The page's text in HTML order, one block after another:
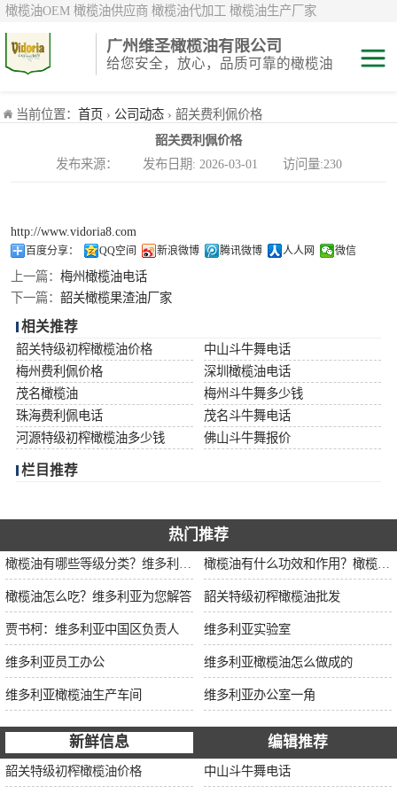
橄榄油OEM 橄榄油供应商 橄榄油代加工 橄榄油生产厂家
广州维圣橄榄油有限公司
给您安全，放心，品质可靠的橄榄油
当前位置： 首页 › 公司动态 › 韶关费利佩价格
韶关费利佩价格
发布来源： 发布日期: 2026-03-01 访问量:230
http://www.vidoria8.com
百度分享： QQ空间 新浪微博 腾讯微博 人人网 微信
上一篇： 梅州橄榄油电话
下一篇： 韶关橄榄果渣油厂家
相关推荐
韶关特级初榨橄榄油价格
中山斗牛舞电话
梅州费利佩价格
深圳橄榄油电话
茂名橄榄油
梅州斗牛舞多少钱
珠海费利佩电话
茂名斗牛舞电话
河源特级初榨橄榄油多少钱
佛山斗牛舞报价
栏目推荐
热门推荐
橄榄油怎么吃？维多利亚为您解答 韶关特级初榨橄榄油批发
贾书柯：维多利亚中国区负责人 维多利亚实验室
维多利亚员工办公 维多利亚橄榄油怎么做成的
维多利亚橄榄油生产车间 维多利亚办公室一角
新鲜信息 编辑推荐
韶关特级初榨橄榄油价格 中山斗牛舞电话
特级初榨橄榄油
纯正/ 混合/ 精炼
中国橄榄油现货
斗牛舞
费利佩